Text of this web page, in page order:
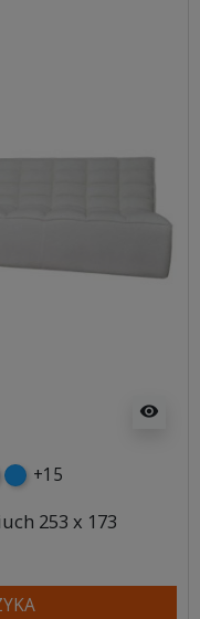
visibility
niebieski
+15
253 x 173